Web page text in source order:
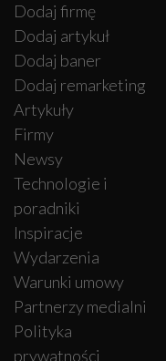
Dodaj firmę
Dodaj artykuł
Dodaj baner
Dodaj remarketing
Artykuły
Firmy
Newsy
Technologie i
poradniki
Inspiracje
Wydarzenia
Warunki umowy
Partnerzy medialni
Polityka
prywatności